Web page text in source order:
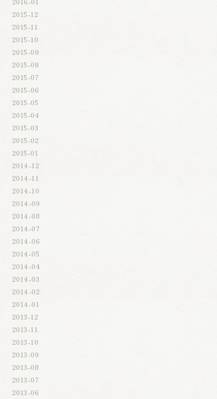
2015-12
2015-11
2015-10
2015-09
2015-08
2015-07
2015-06
2015-05
2015-04
2015-03
2015-02
2015-01
2014-12
2014-11
2014-10
2014-09
2014-08
2014-07
2014-06
2014-05
2014-04
2014-03
2014-02
2014-01
2013-12
2013-11
2013-10
2013-09
2013-08
2013-07
2013-06